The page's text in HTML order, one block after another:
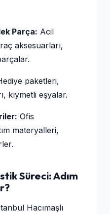
Parça: Acil
aksesuarları,
paketleri,
kıymetli eşyalar.
Ofis
materyalleri,
Süreci: Adım
Hacımaşlı